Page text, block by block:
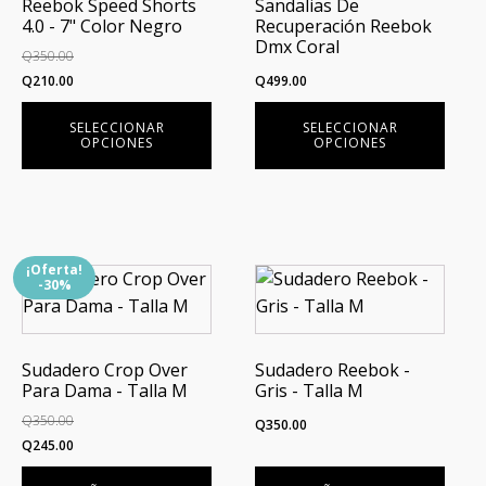
Reebok Speed Shorts
4.0 - 7" Color Negro
Q350.00
El
precio
original
Q210.00
precio
actual
SELECCIONAR
OPCIONES
variantes.
Las
opciones
se
en
de
producto
Sandalias De
Recuperación Reebok
Dmx Coral
Q499.00
SELECCIONAR
OPCIONES
variantes.
Las
opciones
se
en
producto
¡Oferta!
-30%
Sudadero Crop Over
Para Dama - Talla M
Q350.00
El
precio
Q245.00
precio
Sudadero Reebok -
Gris - Talla M
Q350.00